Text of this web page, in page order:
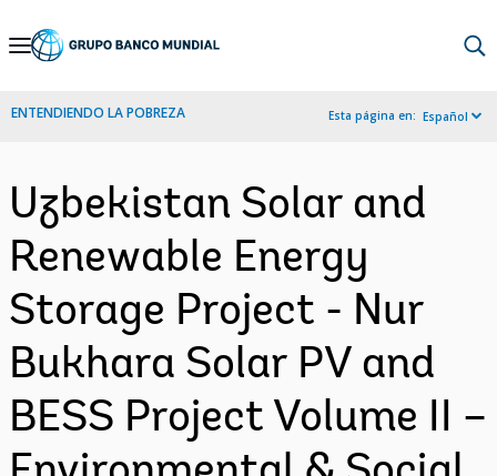
Skip
Navigation
ENTENDIENDO LA POBREZA Esta página en: Español
Uzbekistan Solar and
Renewable Energy
Storage Project - Nur
Bukhara Solar PV and
BESS Project Volume II –